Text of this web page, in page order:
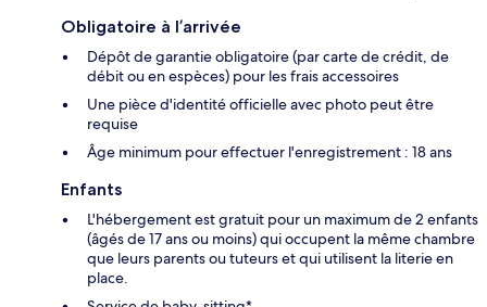
Obligatoire à l’arrivée
Dépôt de garantie obligatoire (par carte de crédit, de
débit ou en espèces) pour les frais accessoires
Une pièce d'identité officielle avec photo peut être
requise
Âge minimum pour effectuer l'enregistrement : 18 ans
Enfants
L'hébergement est gratuit pour un maximum de 2 enfants
(âgés de 17 ans ou moins) qui occupent la même chambre
que leurs parents ou tuteurs et qui utilisent la literie en
place.